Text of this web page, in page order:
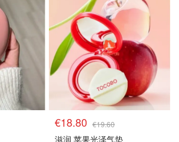
€18.80 €19.60
滋润 苹果光泽气垫